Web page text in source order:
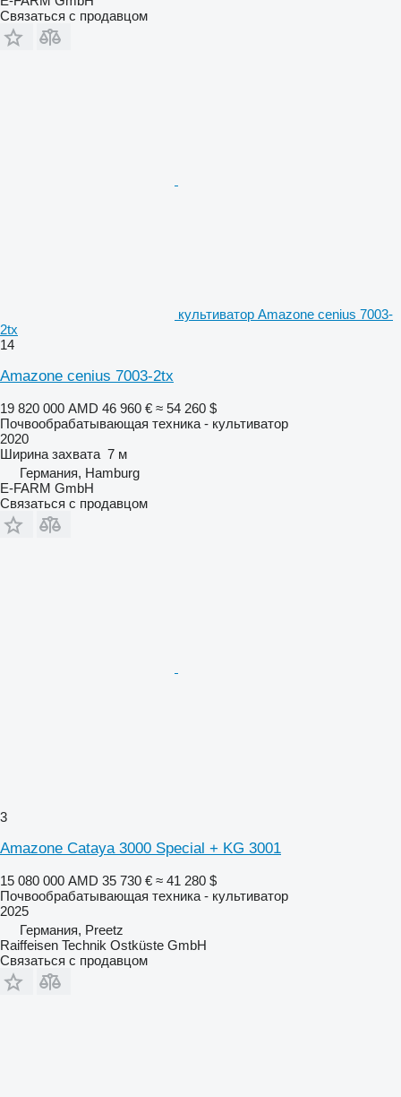
Связаться с продавцом
культиватор Amazone cenius 7003-
2tx
14
Amazone cenius 7003-2tx
19 820 000 AMD 46 960 € ≈ 54 260 $
Почвообрабатывающая техника - культиватор
2020
Ширина захвата 7 м
Германия, Hamburg
E-FARM GmbH
Связаться с продавцом
3
Amazone Cataya 3000 Special + KG 3001
15 080 000 AMD 35 730 € ≈ 41 280 $
Почвообрабатывающая техника - культиватор
2025
Германия, Preetz
Raiffeisen Technik Ostküste GmbH
Связаться с продавцом